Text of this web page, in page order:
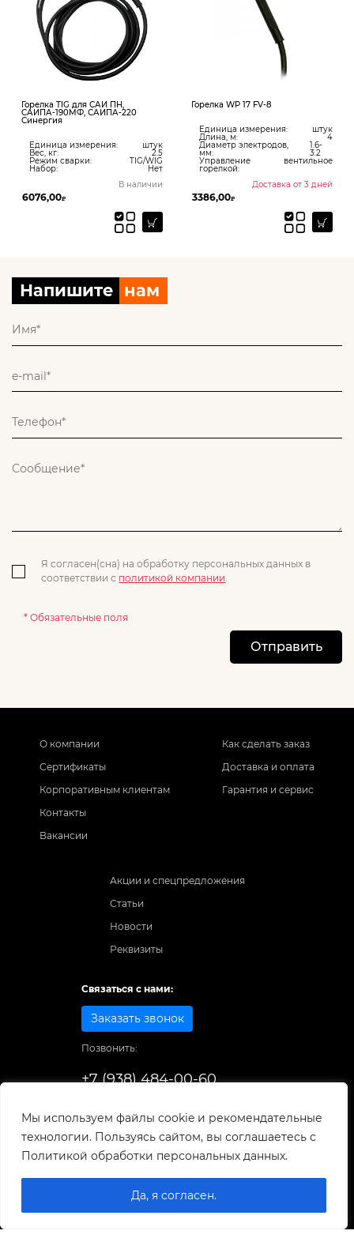
Мы используем файлы cookie и рекомендательные
технологии. Пользуясь сайтом, вы соглашаетесь с
Политикой обработки персональных данных.
Да, я согласен.
Горелка TIG для САИ ПН,
САИПА-190МФ, САИПА-220
Синергия
Единица измерения: штук
Вес, кг: 2.5
Режим сварки: TIG/WIG
Набор:
Нет
В наличии
6076,00₽
Горелка WP 17 FV-8
Единица измерения: штук
Длина, м: 4
Диаметр электродов,
мм:
1.6-
3.2
Управление
горелкой:
вентильное
Доставка от 3 дней
3386,00₽
Напишите нам
Я согласен(сна) на обработку персональных данных в
соответствии с политикой компании.
* Обязательные поля
Отправить
О компании
Сертификаты
Корпоративным клиентам
Контакты
Вакансии
Как сделать заказ
Доставка и оплата
Гарантия и сервис
Акции и спецпредложения
Статьи
Новости
Реквизиты
Связаться с нами:
Заказать звонок
Позвонить:
+7 (938) 484-00-60
© 1998-2026
0